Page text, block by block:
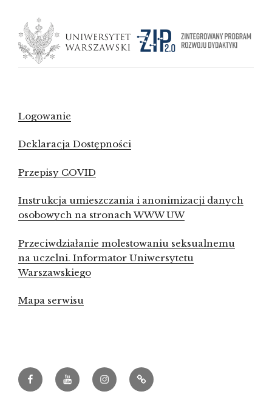
Logowanie
Deklaracja Dostępności
Przepisy COVID
Instrukcja umieszczania i anonimizacji danych
osobowych na stronach WWW UW
Przeciwdziałanie molestowaniu seksualnemu
na uczelni. Informator Uniwersytetu
Warszawskiego
Mapa serwisu
FacebookYoutubeInstagramArcheowieści.pl